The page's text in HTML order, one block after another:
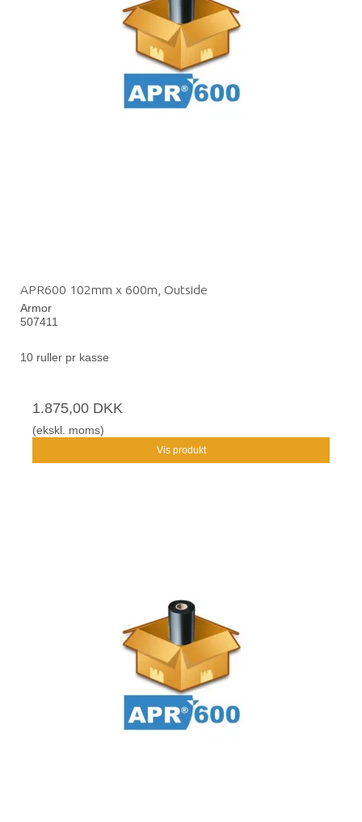
APR600 102mm x 600m, Outside
Armor
507411
10 ruller pr kasse
1.875,00 DKK
(ekskl. moms)
Vis produkt